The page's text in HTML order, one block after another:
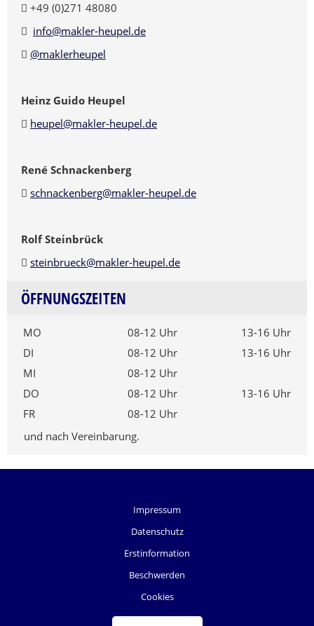
+49 (0)271 48080
info@makler-heupel.de
@maklerheupel
Heinz Guido Heupel
heupel@makler-heupel.de
René Schnackenberg
schnackenberg@makler-heupel.de
Rolf Steinbrück
steinbrueck@makler-heupel.de
ÖFFNUNGSZEITEN
MO 08-12 Uhr
13-16 Uhr
DI
08-12 Uhr
13-16 Uhr
MI
08-12 Uhr
DO
08-12 Uhr
13-16 Uhr
FR
08-12 Uhr
und nach Vereinbarung.
Impressum
Datenschutz
Erstinformation
Beschwerden
Cookies